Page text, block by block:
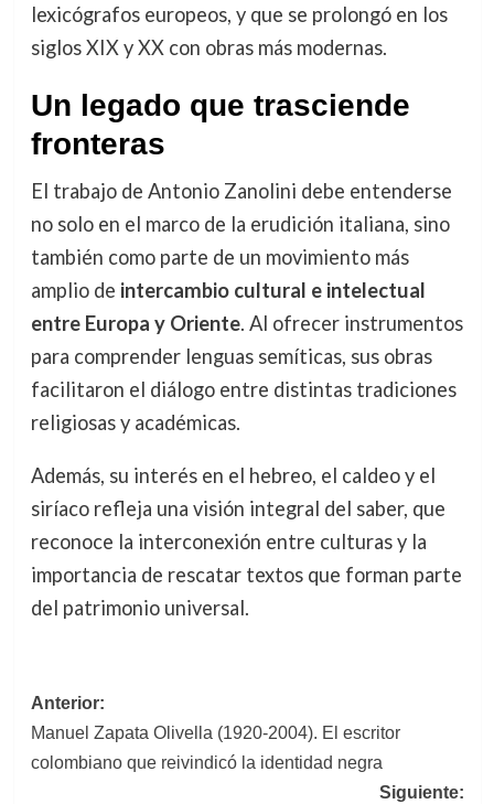
lexicógrafos europeos, y que se prolongó en los
siglos XIX y XX con obras más modernas.
Un legado que trasciende
fronteras
El trabajo de Antonio Zanolini debe entenderse
no solo en el marco de la erudición italiana, sino
también como parte de un movimiento más
amplio de intercambio cultural e intelectual
entre Europa y Oriente. Al ofrecer instrumentos
para comprender lenguas semíticas, sus obras
facilitaron el diálogo entre distintas tradiciones
religiosas y académicas.
Además, su interés en el hebreo, el caldeo y el
siríaco refleja una visión integral del saber, que
reconoce la interconexión entre culturas y la
importancia de rescatar textos que forman parte
del patrimonio universal.
Navegación
de
entradas
Anterior:
Manuel Zapata Olivella (1920-2004). El escritor
colombiano que reivindicó la identidad negra
Siguiente: